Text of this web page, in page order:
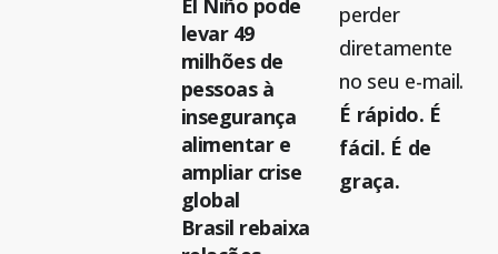
El Niño pode
levar 49
milhões de
pessoas à
insegurança
alimentar e
ampliar crise
global
Brasil rebaixa
perder
diretamente
no seu e-mail.
É rápido. É
fácil. É de
graça.